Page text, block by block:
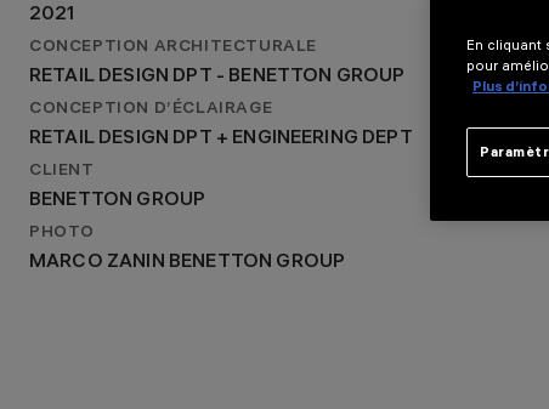
2021
RETAIL DESIGN DPT - BENETTON GROUP
CONCEPTION D’ÉCLAIRAGE
RETAIL DESIGN DPT + ENGINEERING DEPT
2021
CONCEPTION ARCHITECTURALE
RETAIL DESIGN DPT - BENETTON GROUP
CONCEPTION D’ÉCLAIRAGE
RETAIL DESIGN DPT + ENGINEERING DEPT
CLIENT
BENETTON GROUP
PHOTO
MARCO ZANIN BENETTON GROUP
En cliquant
pour
Plus